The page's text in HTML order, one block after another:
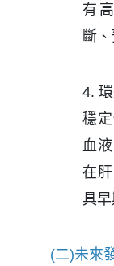
有
斷
4.
穩
血
在
具
(二)未來